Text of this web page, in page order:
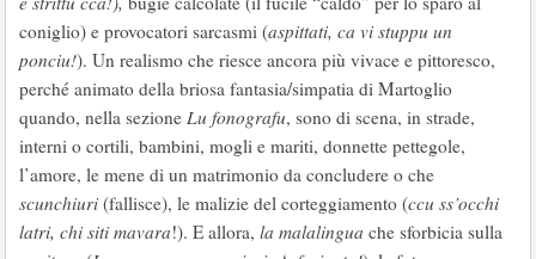
coniglio) e provocatori sarcasmi (aspittati, ca vi stuppu un
ponciu!). Un realismo che riesce ancora più vivace e pittoresco,
perché animato della briosa fantasia/simpatia di Martoglio
quando, nella sezione Lu fonografu, sono di scena, in strade,
interni o cortili, bambini, mogli e mariti, donnette pettegole,
l’amore, le mene di un matrimonio da concludere o che
scunchiuri (fallisce), le malizie del corteggiamento (ccu ss’occhi
latri, chi siti mavara!). E allora, la malalingua che sforbicia sulla